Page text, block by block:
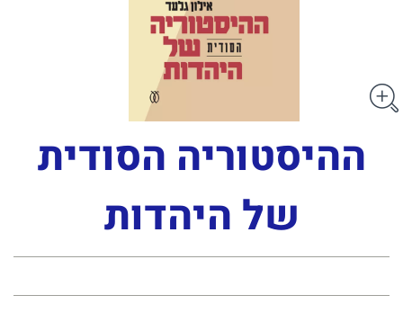
ההיסטוריה הסודית
של היהדות